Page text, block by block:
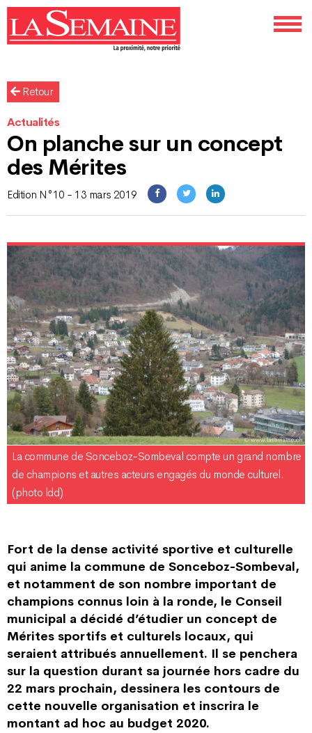
Retour
Actualités
On planche sur un concept
des Mérites
Edition N°10 - 13 mars 2019
La commune de Sonceboz-Sombeval compte un grand nombre
de champions et autres acteurs engagés du monde culturel.
(photo ldd)
Fort de la dense activité sportive et culturelle
qui anime la commune de Sonceboz-Sombeval,
et notamment de son nombre important de
champions connus loin à la ronde, le Conseil
municipal a décidé d’étudier un concept de
Mérites sportifs et culturels locaux, qui
seraient attribués annuellement. Il se penchera
sur la question durant sa journée hors cadre du
22 mars prochain, dessinera les contours de
cette nouvelle organisation et inscrira le
montant ad hoc au budget 2020.